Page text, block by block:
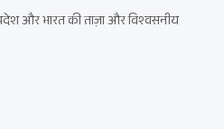
और भारत की ताज़ा और विश्वसनीय